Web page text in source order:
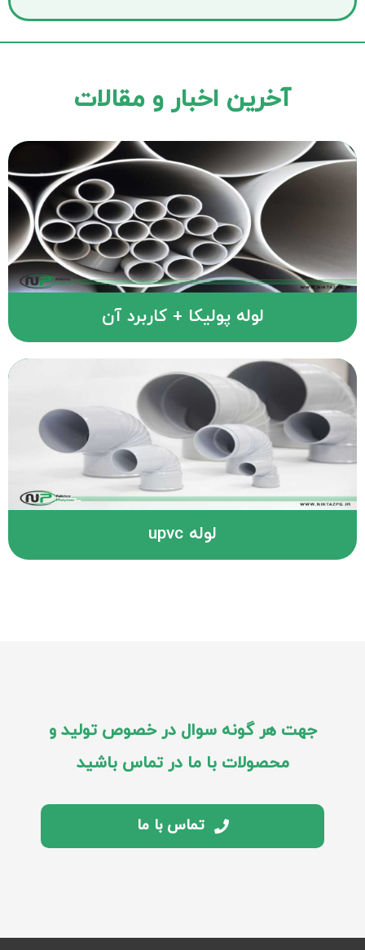
آخرین اخبار و مقالات
لوله پولیکا + کاربرد آن
لوله upvc
جهت هر گونه سوال در خصوص تولید و
محصولات با ما در تماس باشید
تماس با ما